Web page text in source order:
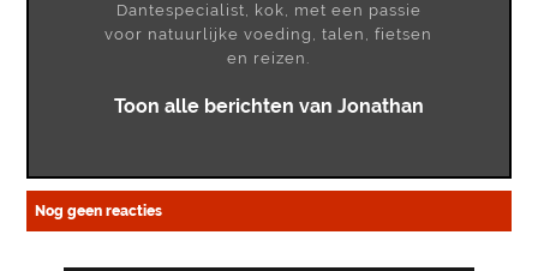
Dantespecialist, kok, met een passie
voor natuurlijke voeding, talen, fietsen
en reizen.
Toon alle berichten van Jonathan
Nog geen reacties